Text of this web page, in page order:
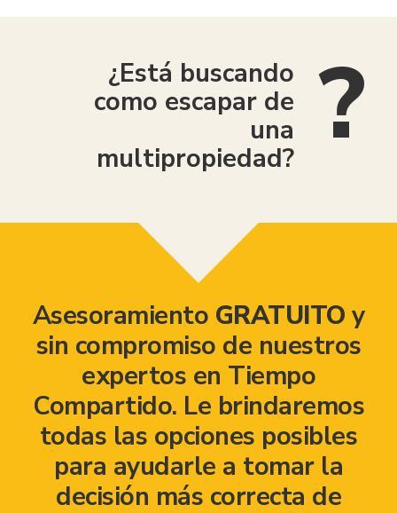
¿Está buscando
como escapar de
una
multipropiedad?
Asesoramiento GRATUITO y
sin compromiso de nuestros
expertos en Tiempo
Compartido. Le brindaremos
todas las opciones posibles
para ayudarle a tomar la
decisión más correcta de